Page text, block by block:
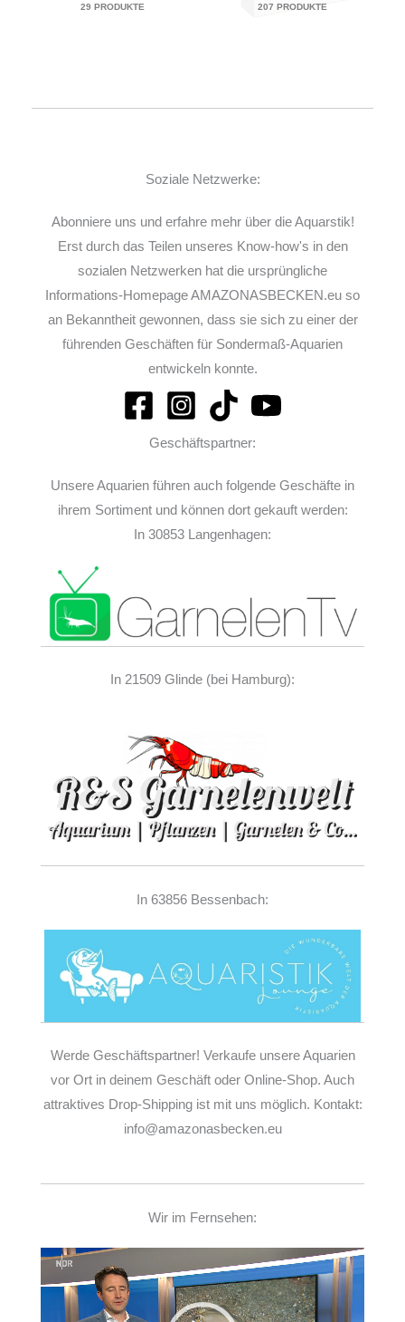
29 PRODUKTE 207 PRODUKTE
Soziale Netzwerke:
Abonniere uns und erfahre mehr über die Aquarstik!
Erst durch das Teilen unseres Know-how's in den
sozialen Netzwerken hat die ursprüngliche
Informations-Homepage AMAZONASBECKEN.eu so
an Bekanntheit gewonnen, dass sie sich zu einer der
führenden Geschäften für Sondermaß-Aquarien
entwickeln konnte.
Geschäftspartner:
Unsere Aquarien führen auch folgende Geschäfte in
ihrem Sortiment und können dort gekauft werden:
In 30853 Langenhagen:
In 21509 Glinde (bei Hamburg):
In 63856 Bessenbach:
Werde Geschäftspartner! Verkaufe unsere Aquarien
vor Ort in deinem Geschäft oder Online-Shop. Auch
attraktives Drop-Shipping ist mit uns möglich. Kontakt:
info@amazonasbecken.eu
Wir im Fernsehen:
Player